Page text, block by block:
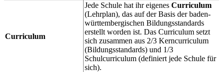
Curriculum
Jede Schule hat ihr eigenes Curriculum
(Lehrplan), das auf der Basis der baden-
württembergischen Bildungsstandards
erstellt worden ist. Das Curriculum setzt
sich zusammen aus 2/3 Kerncurriculum
(Bildungsstandards) und 1/3
Schulcurriculum (definiert jede Schule für
sich).